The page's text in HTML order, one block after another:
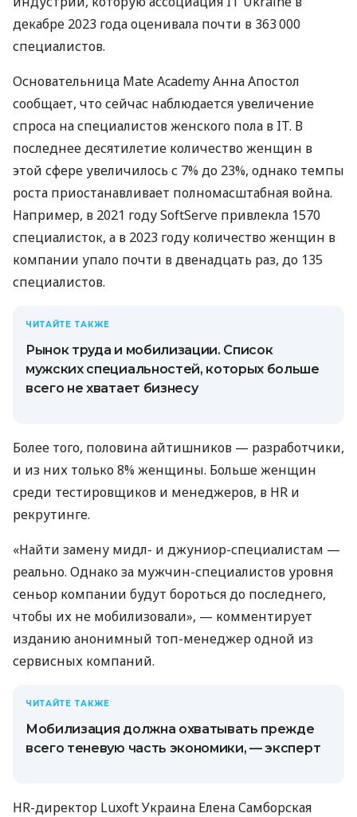
декабре 2023 года оценивала почти в 363 000
специалистов.
Основательница Mate Academy Анна Апостол
сообщает, что сейчас наблюдается увеличение
спроса на специалистов женского пола в IT. В
последнее десятилетие количество женщин в
этой сфере увеличилось с 7% до 23%, однако темпы
роста приостанавливает полномасштабная война.
Например, в 2021 году SoftServe привлекла 1570
специалисток, а в 2023 году количество женщин в
компании упало почти в двенадцать раз, до 135
специалистов.
ЧИТАЙТЕ ТАКЖЕ
Рынок труда и мобилизации. Список
мужских специальностей, которых больше
всего не хватает бизнесу
Более того, половина айтишников — разработчики,
и из них только 8% женщины. Больше женщин
среди тестировщиков и менеджеров, в HR и
рекрутинге.
«Найти замену мидл- и джуниор-специалистам —
реально. Однако за мужчин-специалистов уровня
сеньор компании будут бороться до последнего,
чтобы их не мобилизовали», — комментирует
изданию анонимный топ-менеджер одной из
сервисных компаний.
ЧИТАЙТЕ ТАКЖЕ
Мобилизация должна охватывать прежде
всего теневую часть экономики, — эксперт
HR-директор Luxoft Украина Елена Самборская